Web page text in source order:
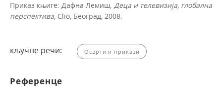
Приказ књиге: Дафна Лемиш, Деца и телевизија, глобална
перспектива, Clio, Београд, 2008.
кључне речи: Осврти и прикази
Референце